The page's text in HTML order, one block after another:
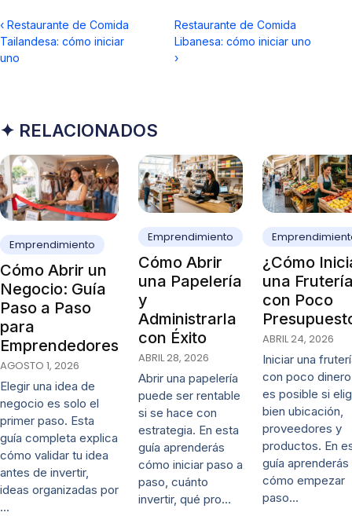
‹ Restaurante de Comida
Tailandesa: cómo iniciar
uno
Restaurante de Comida
Libanesa: cómo iniciar uno
›
✦ RELACIONADOS
Emprendimiento
Cómo Abrir un
Negocio: Guía
Paso a Paso
para
Emprendedores
AGOSTO 1, 2026
Elegir una idea de
negocio es solo el
primer paso. Esta
guía completa explica
cómo validar tu idea
antes de invertir,
ideas organizadas por
…
Emprendimiento
Cómo Abrir
una Papelería
y
Administrarla
con Éxito
ABRIL 28, 2026
Abrir una papelería
puede ser rentable
si se hace con
estrategia. En esta
guía aprenderás
cómo iniciar paso a
paso, cuánto
invertir, qué pro…
¿Cómo
una
con Poco
ABRIL 24, 2026
Iniciar una
con poco dinero
es posible si
bien ubicación,
proveedores y
productos. En
guía aprenderás
cómo empezar
paso…